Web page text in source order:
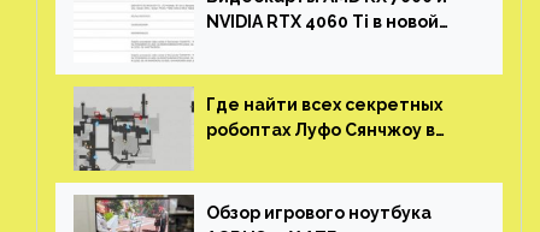
NVIDIA RTX 4060 Ti в новой
Где найти всех секретных
робоптах Луфо Сянчжоу в
Обзор игрового ноутбука